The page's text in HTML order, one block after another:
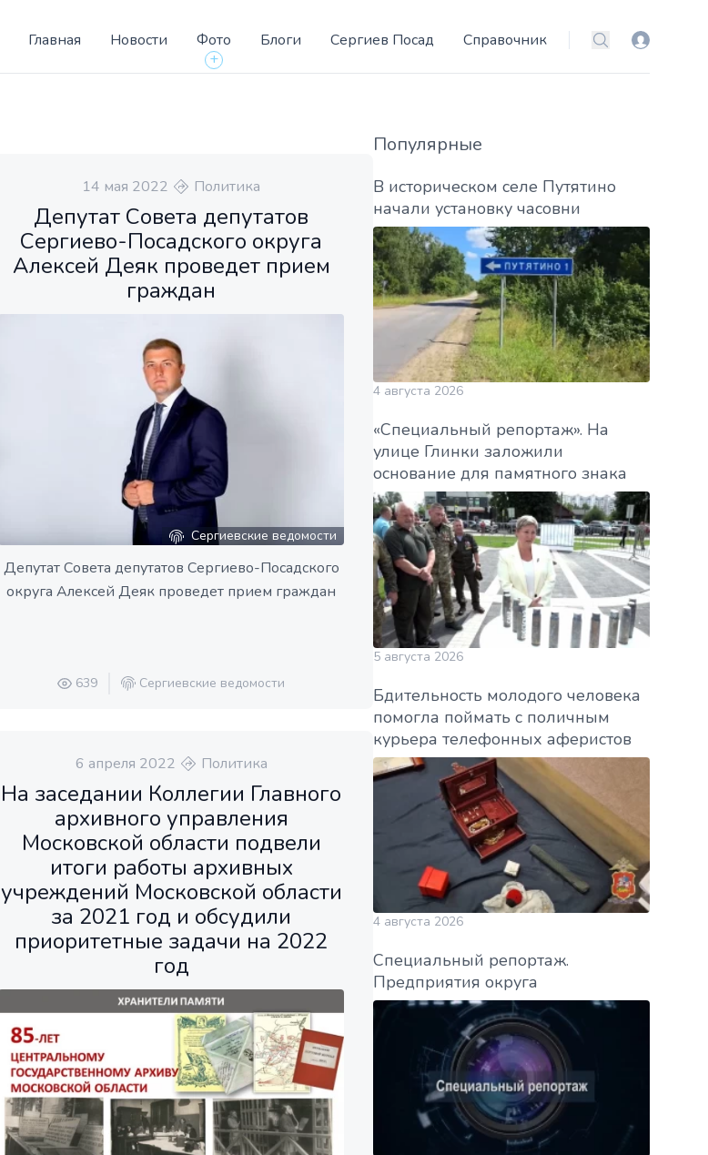
Главная Новости
Фото
+
Блоги Сергиев Посад Справочник Поиск Вход
14 мая 2022 Политика
Депутат Совета депутатов
Сергиево-Посадского округа
Алексей Деяк проведет прием
граждан
Сергиевские ведомости
Депутат Совета депутатов Сергиево-Посадского
округа Алексей Деяк проведет прием граждан
639 Сергиевские ведомости
6 апреля 2022 Политика
На заседании Коллегии Главного
архивного управления
Московской области подвели
итоги работы архивных
учреждений Московской области
за 2021 год и обсудили
приоритетные задачи на 2022
год
Популярные
В историческом селе Путятино
начали установку часовни
4 августа 2026
«Специальный репортаж». На
улице Глинки заложили
основание для памятного знака
5 августа 2026
Бдительность молодого человека
помогла поймать с поличным
курьера телефонных аферистов
4 августа 2026
Специальный репортаж.
Предприятия округа